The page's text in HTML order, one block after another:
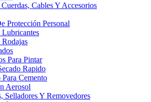
Cuerdas, Cables Y Accesorios
Protección Personal
Lubricantes
Rodajas
Para Pintar
Rapido
Cemento
Aerosol
Selladores Y Removedores